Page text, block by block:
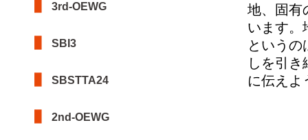
3rd-OEWG
SBI3
SBSTTA24
2nd-OEWG
地、固有
います。
という
しを引
に伝えよ